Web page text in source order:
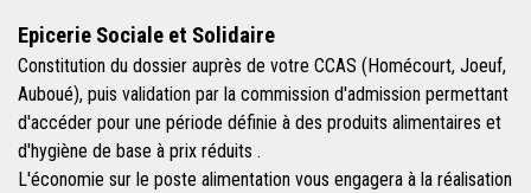
Epicerie Sociale et Solidaire
Constitution du dossier auprès de votre CCAS (Homécourt, Joeuf,
Auboué), puis validation par la commission d'admission permettant
d'accéder pour une période définie à des produits alimentaires et
d'hygiène de base à prix réduits .
L'économie sur le poste alimentation vous engagera à la réalisation